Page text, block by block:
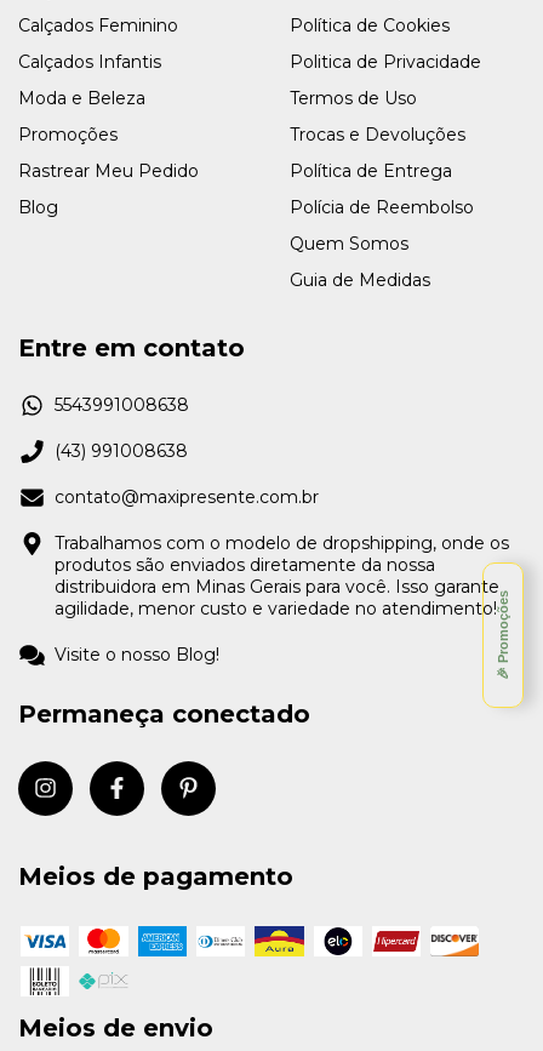
Calçados Feminino
Calçados Infantis
Moda e Beleza
Promoções
Rastrear Meu Pedido
Blog
Política de Cookies
Politica de Privacidade
Termos de Uso
Trocas e Devoluções
Política de Entrega
Polícia de Reembolso
Quem Somos
Guia de Medidas
Entre em contato
5543991008638
(43) 991008638
contato@maxipresente.com.br
Trabalhamos com o modelo de dropshipping, onde os
produtos são enviados diretamente da nossa
distribuidora em Minas Gerais para você. Isso garante
agilidade, menor custo e variedade no atendimento!
Visite o nosso Blog!
Permaneça conectado
Meios de pagamento
Meios de envio
🎉 Promoções